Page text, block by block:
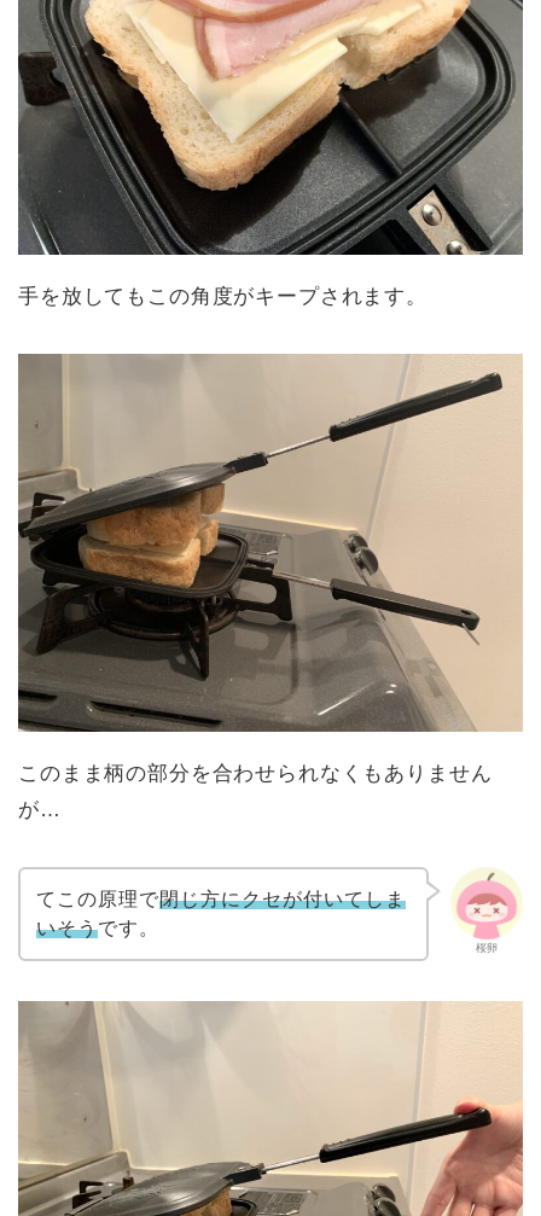
手を放してもこの角度がキープされます。
このまま柄の部分を合わせられなくもありません
が…
桜卵
てこの原理で閉じ方にクセが付いてしま
いそうです。